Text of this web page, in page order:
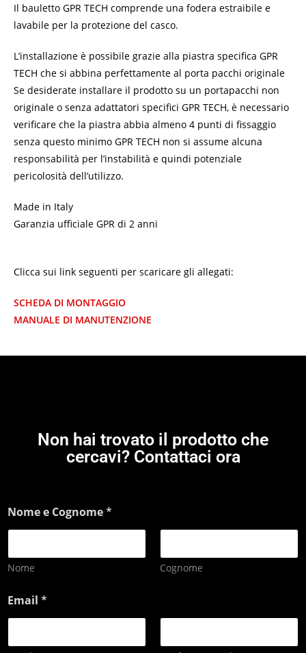
Il bauletto GPR TECH comprende una fodera estraibile e
lavabile per la protezione del casco.
L’installazione è possibile grazie alla piastra specifica GPR
TECH che si abbina perfettamente al porta pacchi originale
Se desiderate installare il prodotto su un portapacchi non
originale o senza adattatori specifici GPR TECH, è necessario
verificare che la piastra abbia almeno 4 punti di fissaggio
senza questo minimo GPR TECH non si assume alcuna
responsabilità per l’instabilità e quindi potenziale
pericolosità dell’utilizzo.
Made in Italy
Garanzia ufficiale GPR di 2 anni
Clicca sui link seguenti per scaricare gli allegati:
SCHEDA DI MONTAGGIO
MANUALE DI MANUTENZIONE
Non hai trovato il prodotto che
cercavi? Contattaci ora
Nome e Cognome*
Nome Cognome
Email *